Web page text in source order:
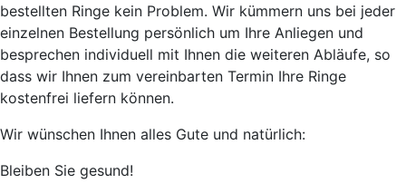
bestellten Ringe kein Problem. Wir kümmern uns bei jeder
einzelnen Bestellung persönlich um Ihre Anliegen und
besprechen individuell mit Ihnen die weiteren Abläufe, so
dass wir Ihnen zum vereinbarten Termin Ihre Ringe
kostenfrei liefern können.
Wir wünschen Ihnen alles Gute und natürlich:
Bleiben Sie gesund!